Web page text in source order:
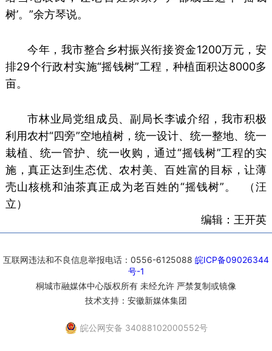
树’。”余方琴说。
今年，我市整合乡村振兴衔接资金1200万元，安
排29个行政村实施“摇钱树”工程，种植面积达8000多
亩。
市林业局党组成员、副局长李诚介绍，我市积极
利用农村“四旁”空地植树，统一设计、统一整地、统一
栽植、统一管护、统一收购，通过“摇钱树”工程的实
施，真正达到生态优、农村美、百姓富的目标，让薄
壳山核桃和油茶真正成为老百姓的“摇钱树”。 （汪
立）
编辑：王开英
互联网违法和不良信息举报电话：0556-6125088 皖ICP备09026344
号-1
桐城市融媒体中心版权所有 未经允许 严禁复制或镜像
技术支持：安徽新媒体集团
皖公网安备 34088102000552号